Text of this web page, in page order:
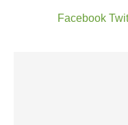
Facebook